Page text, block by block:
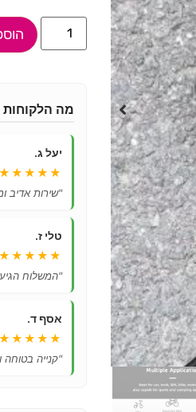
מה הלקוחות
יעל ג.
★★★★★
"שירות אדיב
טלי ז.
★★★★★
"המשלוח
אסף ד.
★★★★★
"קנייה בטוחה